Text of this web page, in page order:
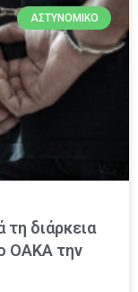
ΑΣΤΥΝΟΜΙΚΌ
διάρκεια
ΟΑΚΑ την